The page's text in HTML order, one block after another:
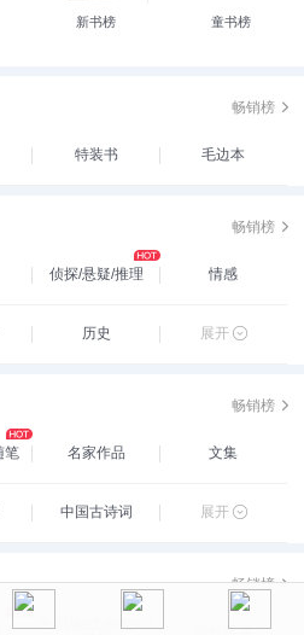
新书榜 童书榜
畅销榜
特装书 毛边本
畅销榜
侦探/悬疑/推理 情感
历史 展开
畅销榜
笔 名家作品 文集
中国古诗词 展开
畅销榜
玄幻/新武侠/魔幻/